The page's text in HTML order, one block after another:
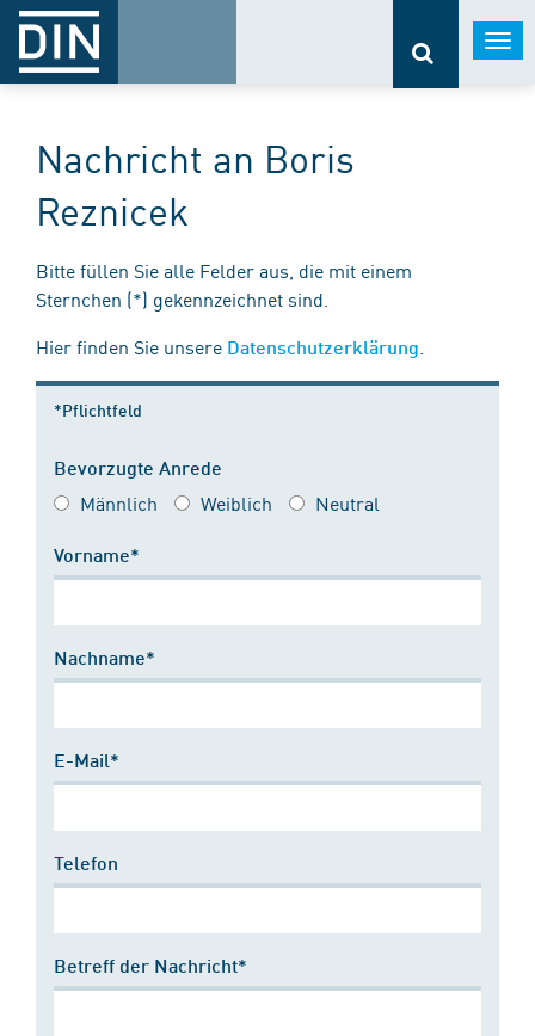
Nachricht an Boris
Reznicek
Bitte füllen Sie alle Felder aus, die mit einem
Sternchen (*) gekennzeichnet sind.
Hier finden Sie unsere Datenschutzerklärung
*Pflichtfeld
Bevorzugte Anrede
Männlich Weiblich Neutral
Vorname*
Nachname*
E-Mail*
Telefon
Betreff der Nachricht*